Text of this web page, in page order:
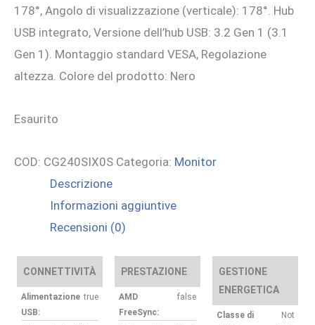
178°, Angolo di visualizzazione (verticale): 178°. Hub
USB integrato, Versione dell’hub USB: 3.2 Gen 1 (3.1
Gen 1). Montaggio standard VESA, Regolazione
altezza. Colore del prodotto: Nero
Esaurito
COD: CG240SIX0S Categoria: Monitor
Descrizione
Informazioni aggiuntive
Recensioni (0)
CONNETTIVITÀ
Alimentazione
USB:
true
PRESTAZIONE
AMD
FreeSync:
false
GESTIONE
ENERGETICA
Classe di
Not